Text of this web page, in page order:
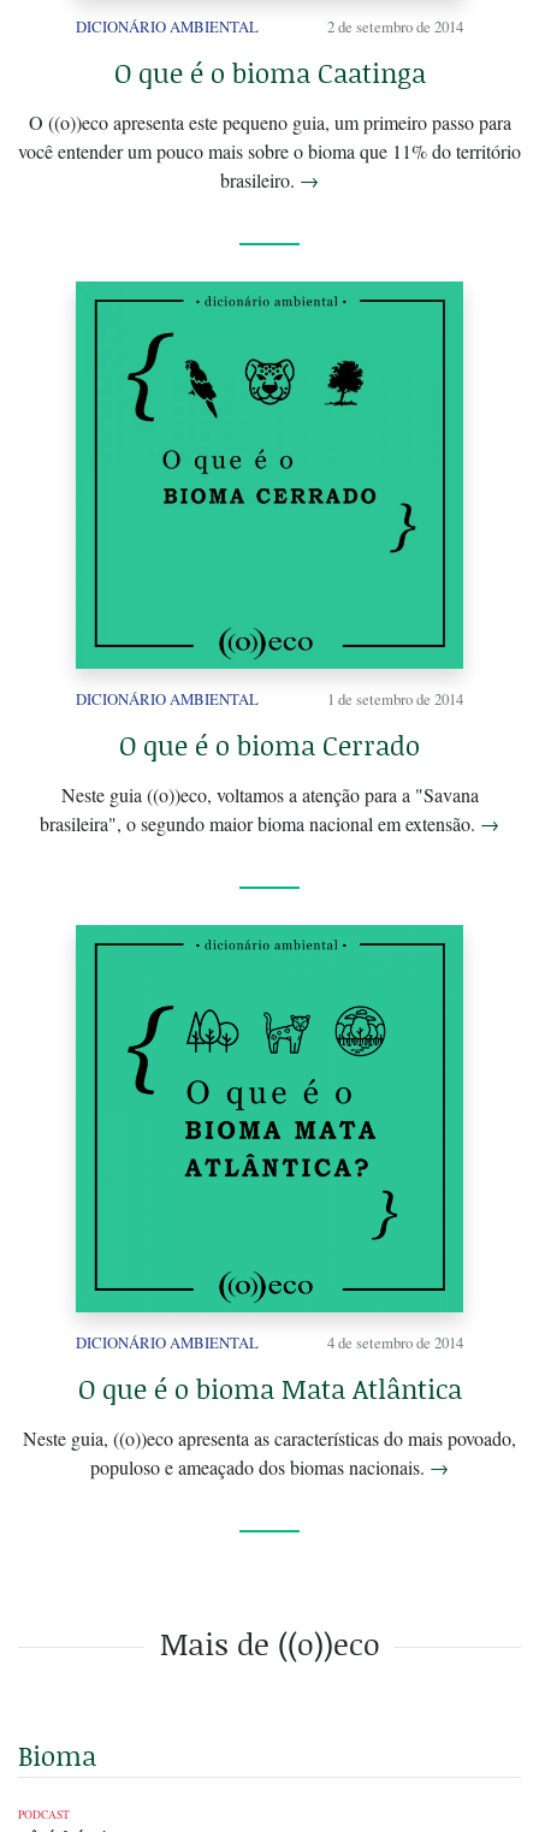
DICIONÁRIO AMBIENTAL 2 de setembro de 2014
O que é o bioma Caatinga
O ((o))eco apresenta este pequeno guia, um primeiro passo para
você entender um pouco mais sobre o bioma que 11% do território
brasileiro. →
DICIONÁRIO AMBIENTAL 1 de setembro de 2014
O que é o bioma Cerrado
Neste guia ((o))eco, voltamos a atenção para a "Savana
brasileira", o segundo maior bioma nacional em extensão. →
DICIONÁRIO AMBIENTAL 4 de setembro de 2014
O que é o bioma Mata Atlântica
Neste guia, ((o))eco apresenta as características do mais povoado,
populoso e ameaçado dos biomas nacionais. →
Mais de ((o))eco
Bioma
PODCAST